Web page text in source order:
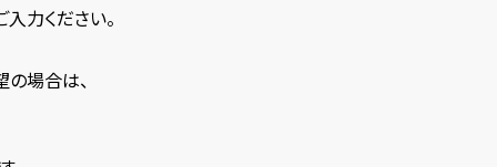
力ください。
場合は、